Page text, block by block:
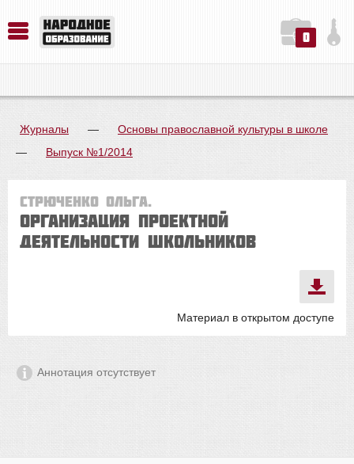
0
Журналы —
Основы православной культуры в школе
—
Выпуск №1/2014
Стрюченко Ольга.
Организация проектной
деятельности школьников
Материал в открытом доступе
Аннотация отсутствует